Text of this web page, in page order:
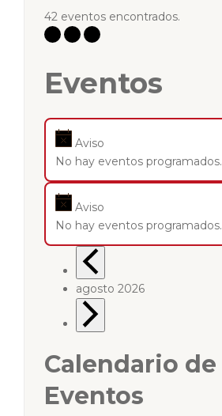
42 eventos encontrados.
Eventos
Aviso
No hay eventos programados.
Aviso
No hay eventos programados.
agosto 2026
Calendario de
Eventos